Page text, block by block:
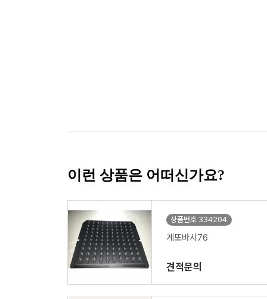
이런 상품은 어떠신가요?
상품번호 334204
게또바시76
견적문의